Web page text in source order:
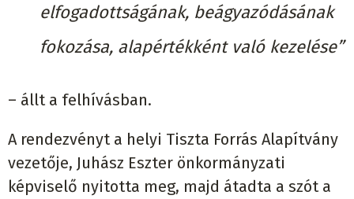
elfogadottságának, beágyazódásának
fokozása, alapértékként való kezelése”
– állt a felhívásban.
A rendezvényt a helyi Tiszta Forrás Alapítvány
vezetője, Juhász Eszter önkormányzati
képviselő nyitotta meg, majd átadta a szót a